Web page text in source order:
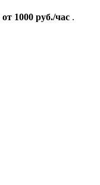
от 1000 руб./час .